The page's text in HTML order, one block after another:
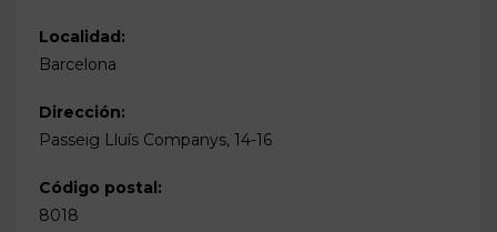
Localidad:
Barcelona
Dirección:
Passeig Lluís Companys, 14-16
Código postal:
8018